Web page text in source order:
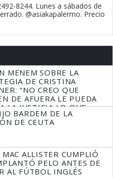
8244. Lunes a sábados de
@asiakapalermo. Precio
MENEM SOBRE LA
DE CRISTINA
"NO CREO QUE
DE AFUERA LE PUEDA
LA JUSTICIA LO QUE
HACER"
BARDEM DE LA
DE CEUTA
MAC ALLISTER CUMPLIÓ
PELO ANTES DE
AL FÚTBOL INGLÉS